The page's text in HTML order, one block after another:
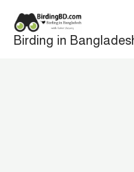
content
Birding in